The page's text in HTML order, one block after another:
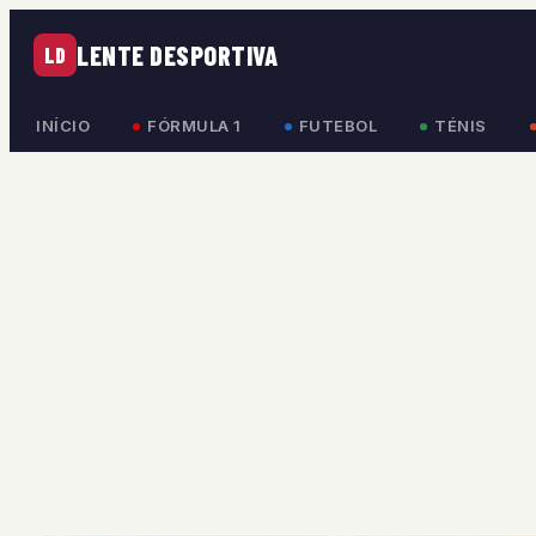
LD LENTE DESPORTIVA
INÍCIO FÓRMULA 1 FUTEBOL TÉNIS